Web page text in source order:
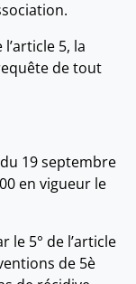
5, la
de tout
19 septembre
en vigueur le
le 5° de l’article
de 5è